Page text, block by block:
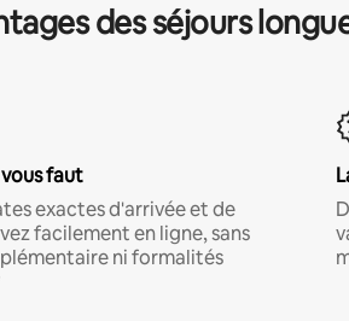
des séjours
faut
exactes d'arrivée et de
facilement en ligne, sans
ni formalités